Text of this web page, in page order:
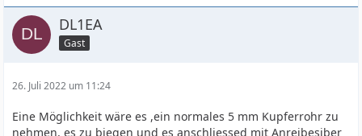
DL1EA
Gast
26. Juli 2022 um 11:24
Eine Möglichkeit wäre es ,ein normales 5 mm Kupferrohr zu
nehmen, es zu biegen und es anschliessed mit Anreibesiber